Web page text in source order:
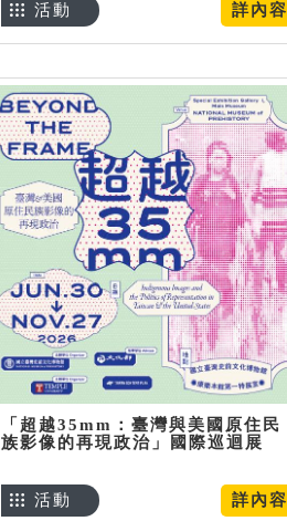
詳內容
活動
「超越35mm：臺灣與美國原住民
族影像的再現政治」國際巡迴展
詳內容
活動